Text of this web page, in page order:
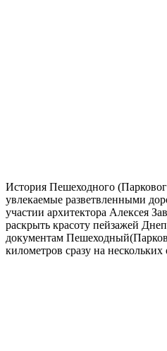
История Пешеходного
увлекаемые разветвленными
участии архитектора Алексея
раскрыть красоту пейзажей
документам
километров сразу на